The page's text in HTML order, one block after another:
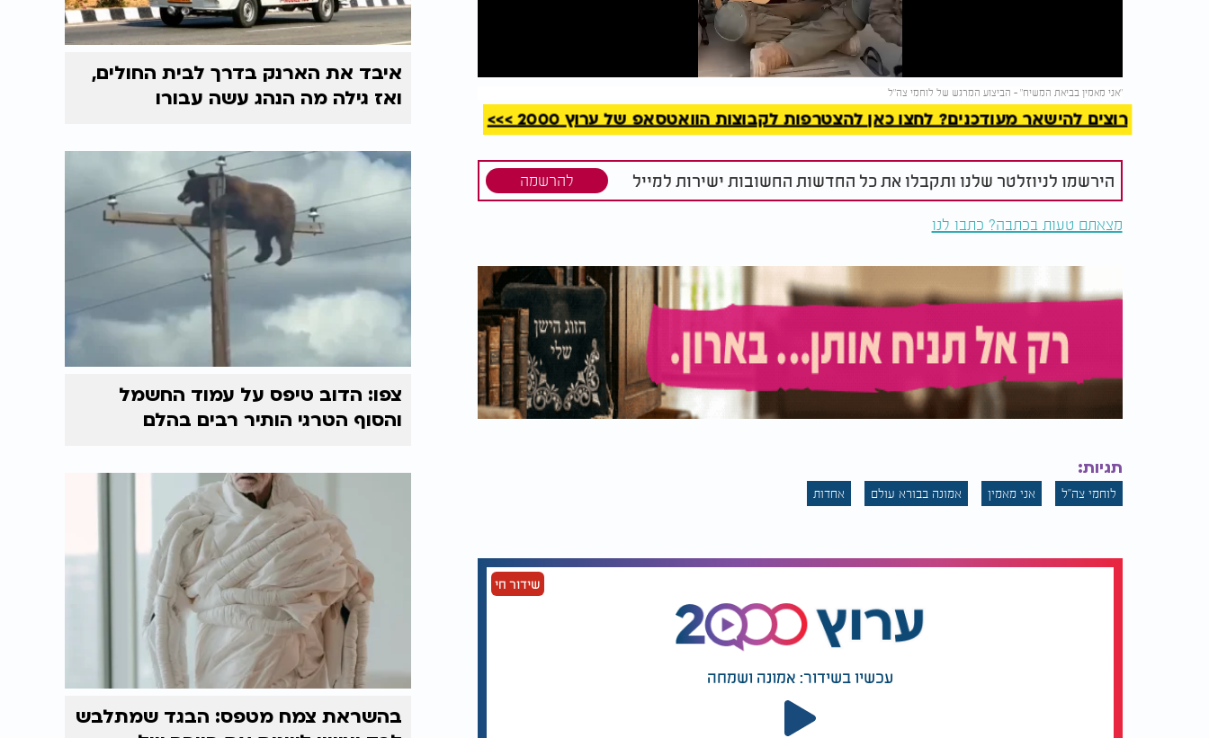
Video
"אני מאמין בביאת המשיח" - הביצוע המרגש של לוחמי צה"ל
להמשך קריאה
רוצים להישאר מעודכנים? לחצו כאן להצטרפות לקבוצות הוואטסאפ של ערוץ 2000 >>>
הירשמו לניוזלטר שלנו ותקבלו את כל החדשות החשובות ישירות למייל להרשמה
מצאתם טעות בכתבה? כתבו לנו
תגיות:
לוחמי צה''ל אני מאמין אמונה בבורא עולם אחדות
שידור חי
עכשיו בשידור: אמונה ושמחה
איבד את הארנק בדרך לבית החולים,
ואז גילה מה הנהג עשה עבורו
צפו: הדוב טיפס על עמוד החשמל
והסוף הטרגי הותיר רבים בהלם
בהשראת צמח מטפס: הבגד שמתלבש